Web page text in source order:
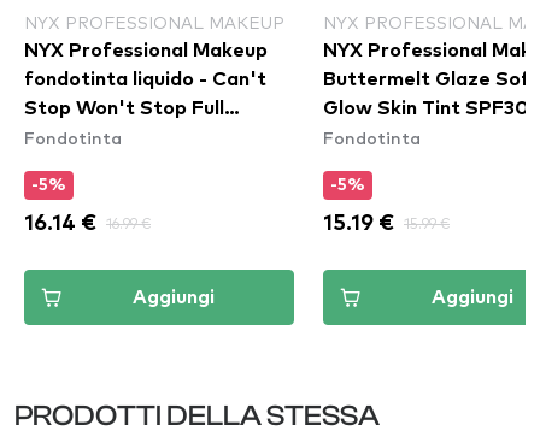
NYX PROFESSIONAL MAKEUP
NYX Professional Makeup
fondotinta liquido - Can't
Stop Won't Stop Full
Coverage Foundation -
Fondotinta
-5%
16.14 € 16.99 €
Aggiungi
NYX PROFESSIONAL
NYX Professional
Buttermelt Glaze Soft
Glow Skin Tint SPF30
Cashew Butta
Fondotinta
-5%
15.19 € 15.99 €
Aggiungi
PRODOTTI DELLA STESSA